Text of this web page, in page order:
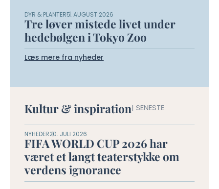
DYR & PLANTER5. AUGUST 2026
Tre løver mistede livet under
hedebølgen i Tokyo Zoo
Læs mere fra nyheder
Kultur & inspiration| SENESTE
NYHEDER20. JULI 2026
FIFA WORLD CUP 2026 har
været et langt teaterstykke om
verdens ignorance